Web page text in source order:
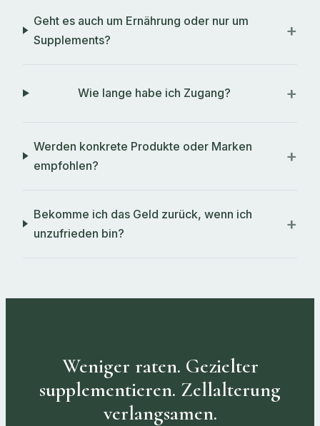
Geht es auch um Ernährung oder nur um
Supplements?
Wie lange habe ich Zugang?
Werden konkrete Produkte oder Marken
empfohlen?
Bekomme ich das Geld zurück, wenn ich
unzufrieden bin?
Weniger raten. Gezielter
supplementieren. Zellalterung
verlangsamen.